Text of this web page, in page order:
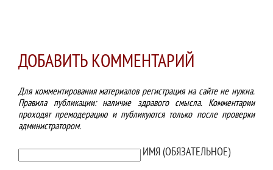
ДОБАВИТЬ КОММЕНТАРИЙ
Для комментирования материалов регистрация на сайте не нужна.
Правила публикации: наличие здравого смысла. Комментарии
проходят премодерацию и публикуются только после проверки
администратором.
ИМЯ (ОБЯЗАТЕЛЬНОЕ)
ТЕКСТ КОММЕНТАРИЯ